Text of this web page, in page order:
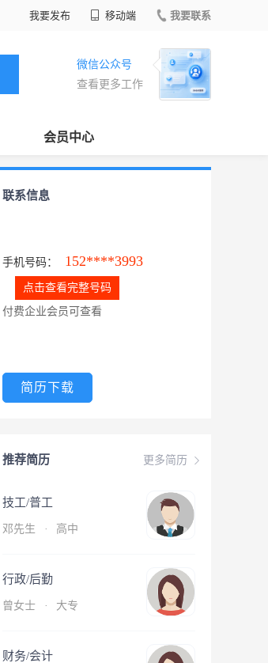
我要发布 移动端 我要联系
微信公众号
查看更多工作
会员中心
联系信息
手机号码： 152****3993
点击查看完整号码
付费企业会员可查看
简历下载
更多简历
推荐简历
技工/普工
邓先生 · 高中
行政/后勤
曾女士 · 大专
财务/会计